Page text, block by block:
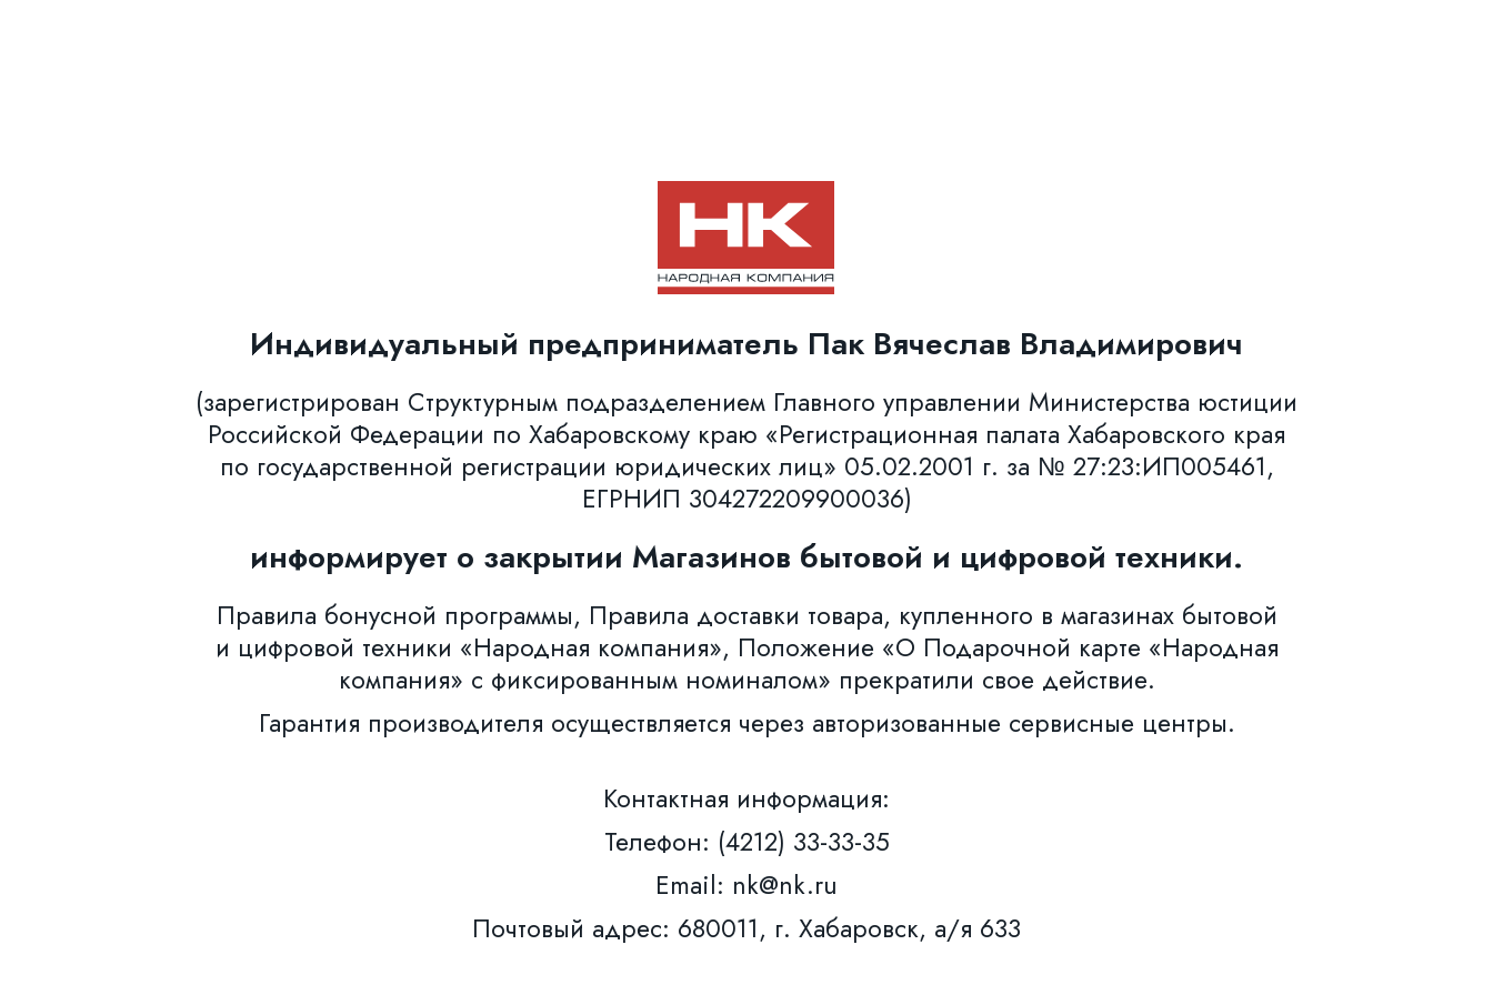
Индивидуальный предприниматель Пак Вячеслав Владимирович
(зарегистрирован Структурным подразделением Главного управлении Министерства юстиции
Российской Федерации по Хабаровскому краю «Регистрационная палата Хабаровского края
по государственной регистрации юридических лиц» 05.02.2001 г. за № 27:23:ИП005461,
ЕГРНИП 304272209900036)
информирует о закрытии Магазинов бытовой и цифровой техники.
Правила бонусной программы, Правила доставки товара, купленного в магазинах бытовой
и цифровой техники «Народная компания», Положение «О Подарочной карте «Народная
компания» с фиксированным номиналом» прекратили свое действие.
Гарантия производителя осуществляется через авторизованные сервисные центры.
Контактная информация:
Телефон: (4212) 33-33-35
Email: nk@nk.ru
Почтовый адрес: 680011, г. Хабаровск, а/я 633